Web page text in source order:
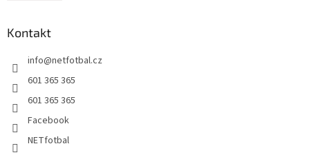
Kontakt
info@netfotbal.cz
601 365 365
601 365 365
Facebook
NETfotbal